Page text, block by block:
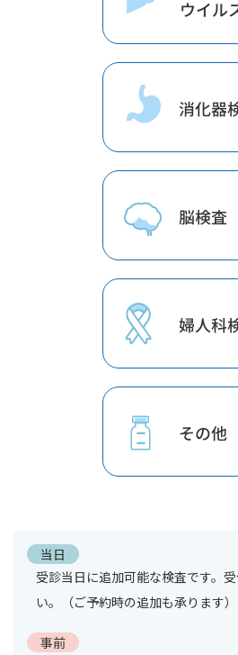
当日
受診当日に追加可能な検査です。
い。（ご予約時の追加も承ります）
事前